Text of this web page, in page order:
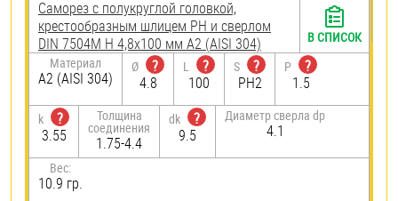
Саморез с полукруглой головкой,
крестообразным шлицем PH и сверлом
DIN 7504M H 4,8х100 мм А2 (AISI 304)
Материал
А2 (AISI 304)
Ø
?
4.8
L
?
100
S
?
PH2
P
?
1.5
k
?
3.55
Толщина
соединения
1.75-4.4
dk
?
9.5
Диаметр сверла dp
4.1
Вес:
10.9 гр.
В СПИСОК